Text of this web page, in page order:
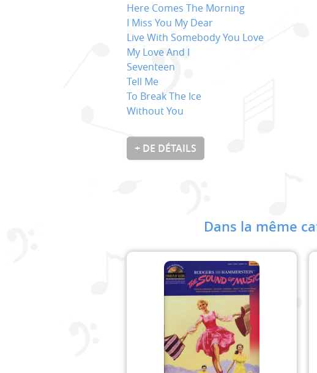
Here Comes The Morning
I Miss You My Dear
Live With Somebody You Love
My Love And I
Seventeen
Tell Me
To Break The Ice
Without You
+ DE DÉTAILS
Dans la même